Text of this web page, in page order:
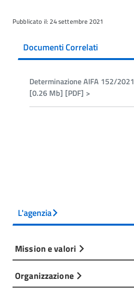
Pubblicato il: 24 settembre 2021
Documenti Correlati
Determinazione AIFA 152/2021
[0.26 Mb] [PDF] >
L'agenzia
Mission e valori
Organizzazione